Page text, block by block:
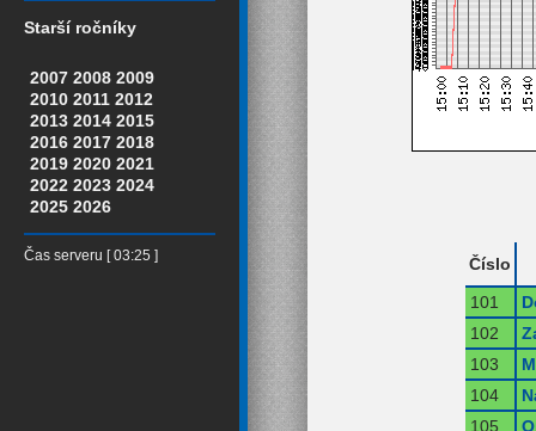
Starší ročníky
2007 2008 2009
2010 2011 2012
2013 2014 2015
2016 2017 2018
2019 2020 2021
2022 2023 2024
2025 2026
Čas serveru [ 03:25 ]
Číslo
101
102
103
104
105